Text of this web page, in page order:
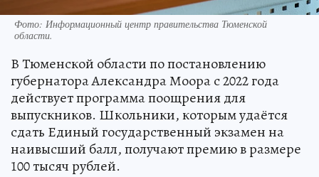
Фото: Информационный центр правительства Тюменской
области.
В Тюменской области по постановлению
губернатора Александра Моора с 2022 года
действует программа поощрения для
выпускников. Школьники, которым удаётся
сдать Единый государственный экзамен на
наивысший балл, получают премию в размере
100 тысяч рублей.